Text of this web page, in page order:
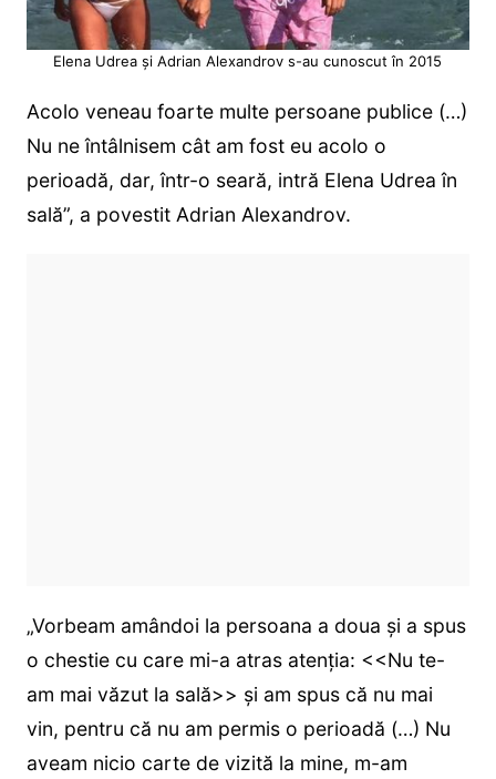
Elena Udrea și Adrian Alexandrov s-au cunoscut în 2015
Acolo veneau foarte multe persoane publice (…)
Nu ne întâlnisem cât am fost eu acolo o
perioadă, dar, într-o seară, intră Elena Udrea în
sală”, a povestit Adrian Alexandrov.
„Vorbeam amândoi la persoana a doua și a spus
o chestie cu care mi-a atras atenția: <<Nu te-
am mai văzut la sală>> și am spus că nu mai
vin, pentru că nu am permis o perioadă (…) Nu
aveam nicio carte de vizită la mine, m-am